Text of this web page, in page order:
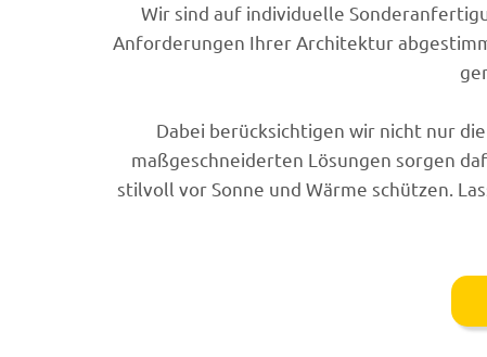
Wir sind auf individuelle
Anforderungen Ihrer Architektur
Dabei berücksichtigen wir nicht nur
maßgeschneiderten Lösungen sorgen
stilvoll vor Sonne und Wärme schützen.